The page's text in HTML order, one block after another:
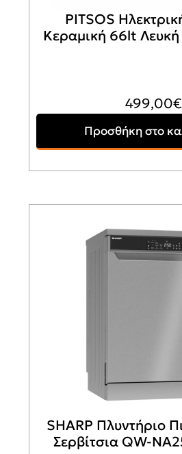
PITSOS
Κεραμική 66lt
499,00€
Προσθήκη στο
SHARP Πλυντήριο
Σερβίτσια QW-